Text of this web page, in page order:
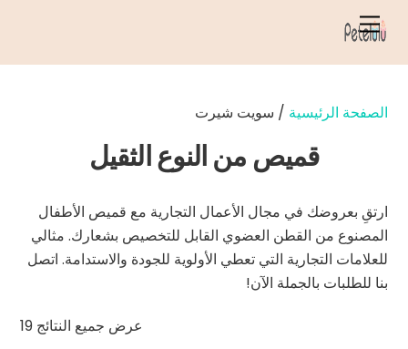
تخطي
قائمة
الطعام
الصفحة الرئيسية / سويت شيرت
قميص من النوع الثقيل
ارتقِ بعروضك في مجال الأعمال التجارية مع قميص الأطفال
المصنوع من القطن العضوي القابل للتخصيص بشعارك. مثالي
للعلامات التجارية التي تعطي الأولوية للجودة والاستدامة. اتصل
بنا للطلبات بالجملة الآن!
عرض جميع النتائج 19
تم